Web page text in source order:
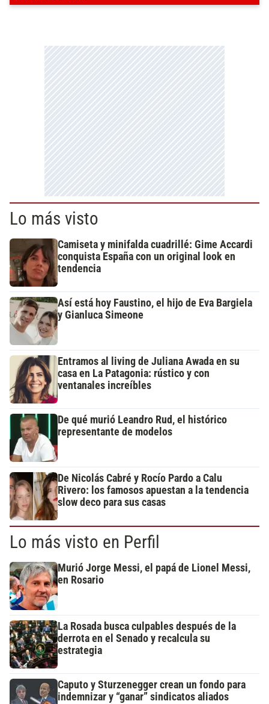
Lo más visto
Camiseta y minifalda cuadrillé: Gime Accardi
conquista España con un original look en
tendencia
Así está hoy Faustino, el hijo de Eva Bargiela
y Gianluca Simeone
Entramos al living de Juliana Awada en su
casa en La Patagonia: rústico y con
ventanales increíbles
De qué murió Leandro Rud, el histórico
representante de modelos
De Nicolás Cabré y Rocío Pardo a Calu
Rivero: los famosos apuestan a la tendencia
slow deco para sus casas
Lo más visto en Perfil
Murió Jorge Messi, el papá de Lionel Messi,
en Rosario
La Rosada busca culpables después de la
derrota en el Senado y recalcula su
estrategia
Caputo y Sturzenegger crean un fondo para
indemnizar y “ganar” sindicatos aliados